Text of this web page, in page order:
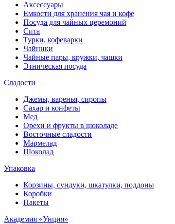
Аксессуары
Емкости для хранения чая и кофе
Посуда для чайных церемоний
Сита
Турки, кофеварки
Чайники
Чайные пары, кружки, чашки
Этническая посуда
Сладости
Джемы, варенья, сиропы
Сахар и конфеты
Мед
Орехи и фрукты в шоколаде
Восточные сладости
Мармелад
Шоколад
Упаковка
Корзины, сундуки, шкатулки, поддоны
Коробки
Пакеты
Академия «Унция»